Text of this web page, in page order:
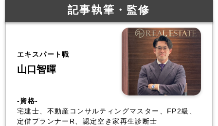
記事執筆・監修
エキスパート職
山口智暉
-資格-
宅建士、不動産コンサルティングマスター、FP2級、
定借プランナーR、認定空き家再生診断士